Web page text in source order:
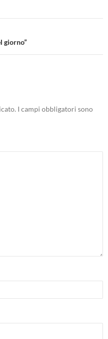
giorno”
I campi obbligatori sono